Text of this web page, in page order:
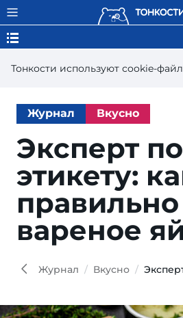
Тонкости используют сookie-
Журнал Вкусно
Эксперт по
этикету:
правильно
вареное
Журнал Вкусно